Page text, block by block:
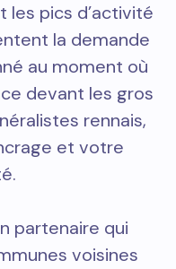
les pics d’activité
la demande
au moment où
devant les gros
rennais,
et votre
partenaire qui
voisines